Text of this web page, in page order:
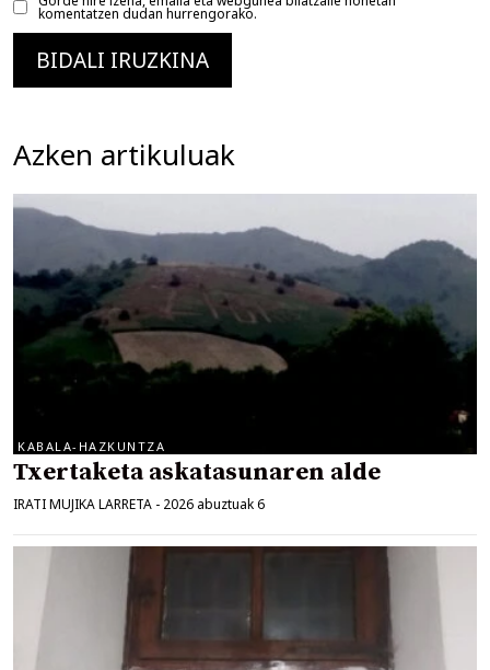
komentatzen dudan hurrengorako.
Azken artikuluak
KABALA-HAZKUNTZA
Txertaketa askatasunaren alde
IRATI MUJIKA LARRETA - 2026 abuztuak 6